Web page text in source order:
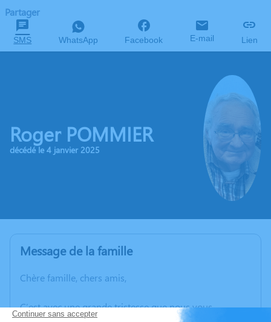
Partager
SMS WhatsApp Facebook E-mail Lien
Roger POMMIER
décédé le 4 janvier 2025
Message de la famille
Chère famille, chers amis,
C’est avec une grande tristesse que nous vous